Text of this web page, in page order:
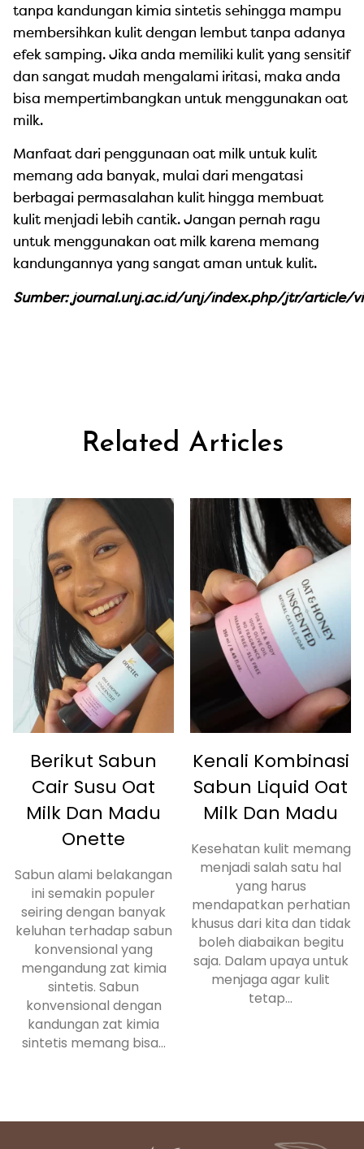
tanpa kandungan kimia sintetis sehingga mampu
membersihkan kulit dengan lembut tanpa adanya
efek samping. Jika anda memiliki kulit yang sensitif
dan sangat mudah mengalami iritasi, maka anda
bisa mempertimbangkan untuk menggunakan oat
milk.
Manfaat dari penggunaan oat milk untuk kulit
memang ada banyak, mulai dari mengatasi
berbagai permasalahan kulit hingga membuat
kulit menjadi lebih cantik. Jangan pernah ragu
untuk menggunakan oat milk karena memang
kandungannya yang sangat aman untuk kulit.
Sumber: journal.unj.ac.id/unj/index.php/jtr/article/
Related Articles
Berikut Sabun
Cair Susu Oat
Milk Dan Madu
Onette
Sabun alami belakangan
ini semakin populer
seiring dengan banyak
keluhan terhadap sabun
konvensional yang
mengandung zat kimia
sintetis. Sabun
konvensional dengan
kandungan zat kimia
sintetis memang bisa...
Kenali Kombinasi
Sabun Liquid Oat
Milk Dan Madu
Kesehatan kulit memang
menjadi salah satu hal
yang harus
mendapatkan perhatian
khusus dari kita dan tidak
boleh diabaikan begitu
saja. Dalam upaya untuk
menjaga agar kulit
tetap...